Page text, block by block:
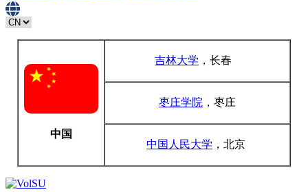
中国
吉林大学 ，长春
枣庄学院 ，枣庄
中国人民大学 ，北京